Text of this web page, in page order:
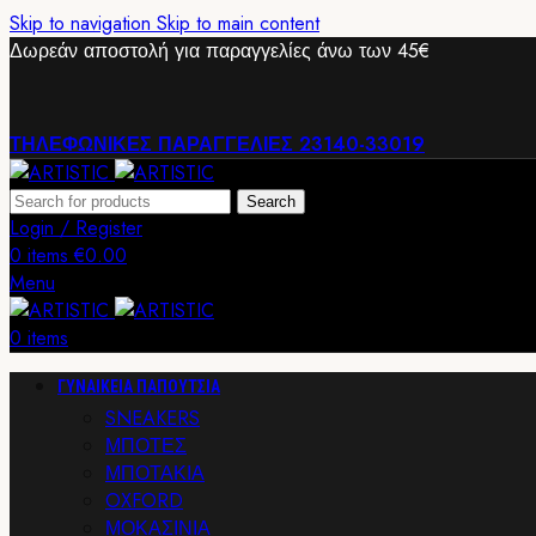
Skip to navigation Skip to main content
Δωρεάν αποστολή για παραγγελίες άνω των 45€
ΤΗΛΕΦΩΝΙΚΕΣ ΠΑΡΑΓΓΕΛΙΕΣ 23140-33019
Search
Login / Register
0 items €0.00
Menu
0 items
ΓΥΝΑΙΚΕΙΑ ΠΑΠΟΥΤΣΙΑ
SNEAKERS
ΜΠΟΤΕΣ
ΜΠΟΤΑΚΙΑ
OXFORD
ΜΟΚΑΣΙΝΙΑ